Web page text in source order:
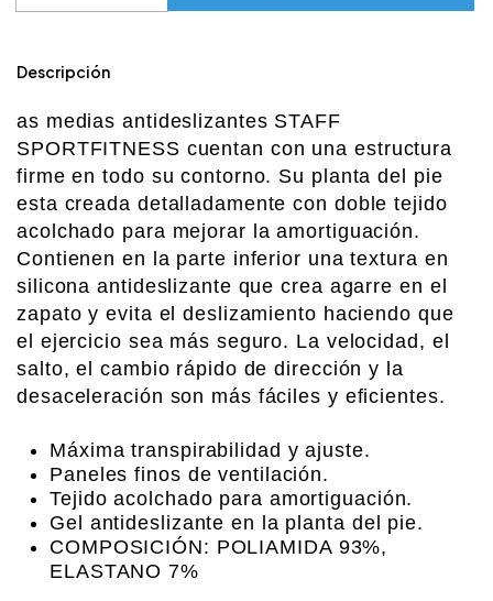
Descripción
as medias antideslizantes STAFF
SPORTFITNESS cuentan con una estructura
firme en todo su contorno. Su planta del pie
esta creada detalladamente con doble tejido
acolchado para mejorar la amortiguación.
Contienen en la parte inferior una textura en
silicona antideslizante que crea agarre en el
zapato y evita el deslizamiento haciendo que
el ejercicio sea más seguro. La velocidad, el
salto, el cambio rápido de dirección y la
desaceleración son más fáciles y eficientes.
Máxima transpirabilidad y ajuste.
Paneles finos de ventilación.
Tejido acolchado para amortiguación.
Gel antideslizante en la planta del pie.
COMPOSICIÓN: POLIAMIDA 93%,
ELASTANO 7%